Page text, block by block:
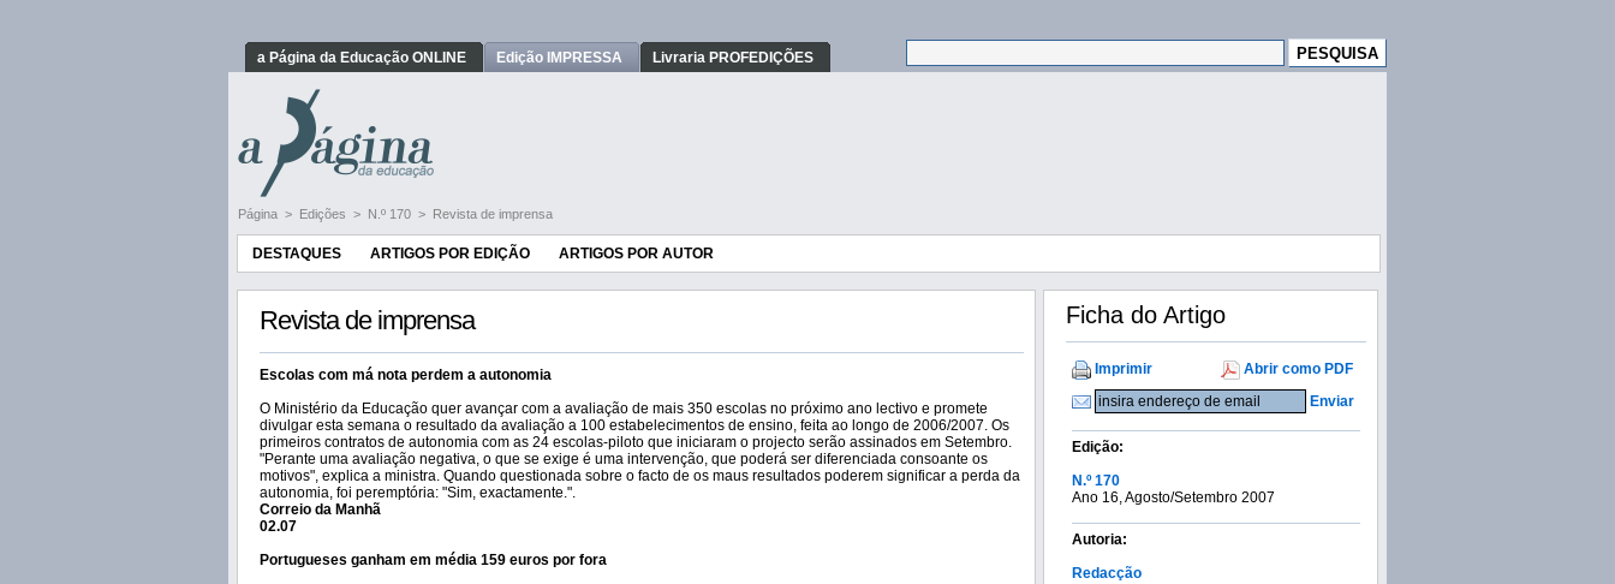
a Página da Educação ONLINE Edição IMPRESSA Livraria PROFEDIÇÕES
Página > Edições > N.º 170 > Revista de imprensa
DESTAQUES ARTIGOS POR EDIÇÃO ARTIGOS POR AUTOR
Revista de imprensa
Escolas com má nota perdem a autonomia
O Ministério da Educação quer avançar com a avaliação de mais 350 escolas no próximo ano lectivo e promete
divulgar esta semana o resultado da avaliação a 100 estabelecimentos de ensino, feita ao longo de 2006/2007. Os
primeiros contratos de autonomia com as 24 escolas-piloto que iniciaram o projecto serão assinados em Setembro.
"Perante uma avaliação negativa, o que se exige é uma intervenção, que poderá ser diferenciada consoante os
motivos", explica a ministra. Quando questionada sobre o facto de os maus resultados poderem significar a perda da
autonomia, foi peremptória: "Sim, exactamente.".
Correio da Manhã
02.07
Portugueses ganham em média 159 euros por fora
Ficha do Artigo
Imprimir
Abrir como PDF
Enviar
Edição:
N.º 170
Ano 16, Agosto/Setembro 2007
Autoria:
Redacção